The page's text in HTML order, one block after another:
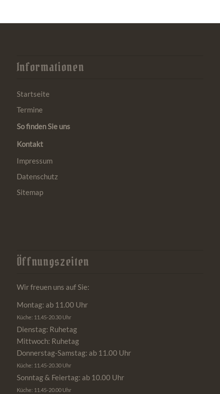
Informationen
Startseite
Termine
So finden Sie uns
Kontakt
Impressum
Datenschutz
Sitemap
Öffnungszeiten
Wir freuen uns auf Sie:
Montag: ab 11.00 Uhr
Küche: 11.45-20.30 Uhr
Dienstag: Ruhetag
Mittwoch: Ruhetag
Donnerstag-Samstag: ab 11.00 Uhr
Küche: 11.45-20.30 Uhr
Sonntag & Feiertag: ab 10.00 Uhr
Küche: 11.45-20.00 Uhr